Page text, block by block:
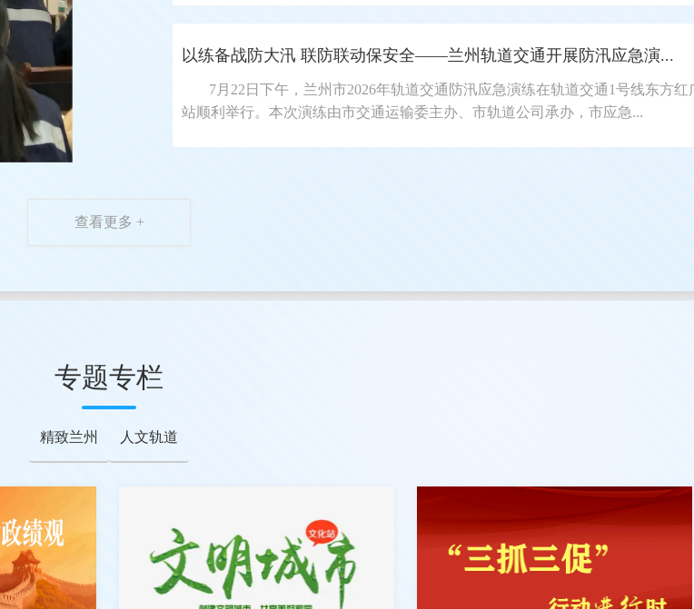
以练备战防大汛 联防联动保安全——兰州轨道交通开展防汛应急演...
7月22日下午，兰州市2026年轨道交通防汛应急演练在轨道交通1号线东方红
站顺利举行。本次演练由市交通运输委主办、市轨道公司承办，市应急...
查看更多 +
专题专栏
精致兰州 人文轨道